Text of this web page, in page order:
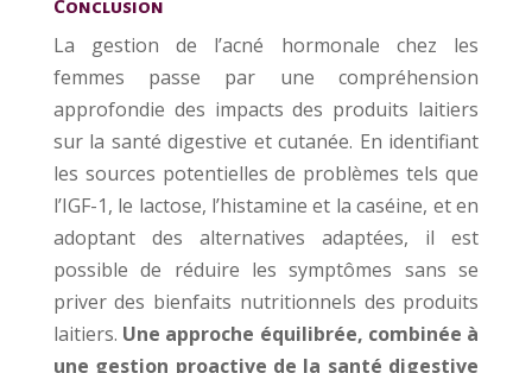
Conclusion
La gestion de l’acné hormonale chez les
femmes passe par une compréhension
approfondie des impacts des produits laitiers
sur la santé digestive et cutanée. En identifiant
les sources potentielles de problèmes tels que
l’IGF-1, le lactose, l’histamine et la caséine, et en
adoptant des alternatives adaptées, il est
possible de réduire les symptômes sans se
priver des bienfaits nutritionnels des produits
laitiers. Une approche équilibrée, combinée à
une gestion proactive de la santé digestive